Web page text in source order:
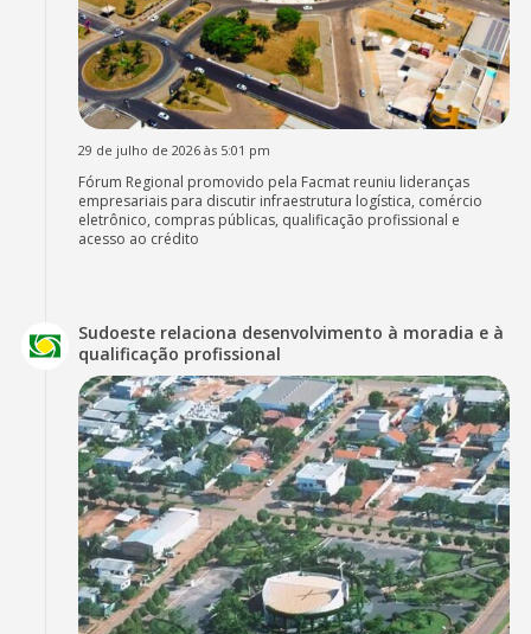
29 de julho de 2026 às 5:01 pm
Fórum Regional promovido pela Facmat reuniu lideranças
empresariais para discutir infraestrutura logística, comércio
eletrônico, compras públicas, qualificação profissional e
acesso ao crédito
Sudoeste relaciona desenvolvimento à moradia e à
qualificação profissional